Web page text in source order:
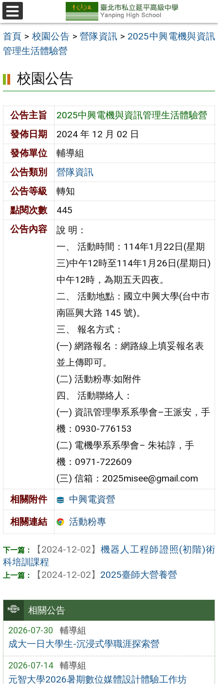
跳
至
主
要
區
選
單
首頁 > 校園公告 > 營隊資訊 > 2025中興電機與資訊
管理生活體驗營
相關公告
2026-07-30 輔導組
成大一日大學生-沉浸式學職涯探索營
2026-07-14 輔導組
元智大學2026暑期數位媒體設計體驗工作坊
校園公告
公告主旨
2025中興電機與資訊管理生活體驗營
發佈日期
2024 年 12 月 02 日
發佈單位
輔導組
公告類別
營隊資訊
公告等級
轉知
點閱次數
445
公告內容
說 明：
一、 活動時間：114年1月22日(星期
三)中午12時至114年1月26日(星期日)
中午12時，為期五天四夜。
二、 活動地點：國立中興大學(台中市
南區興大路 145 號)。
三、 報名方式：
(一) 網路報名：網路線上填妥報名表
並上傳即可。
(二) 活動粉專:如附件
四、 活動聯絡人：
(一) 資訊管理學系系學會–王派安，手
機：0930-776153
(二) 電機學系系學會– 朱祐諄，手
機：0971-722609
(三) 信箱：2025misee@gmail.com
相關附件
中興電資營
相關連結 活動粉專
【2024-12-02】 機器人工程師證照(初階)術
科培訓課程
【2024-12-02】 2025臺師大營養營